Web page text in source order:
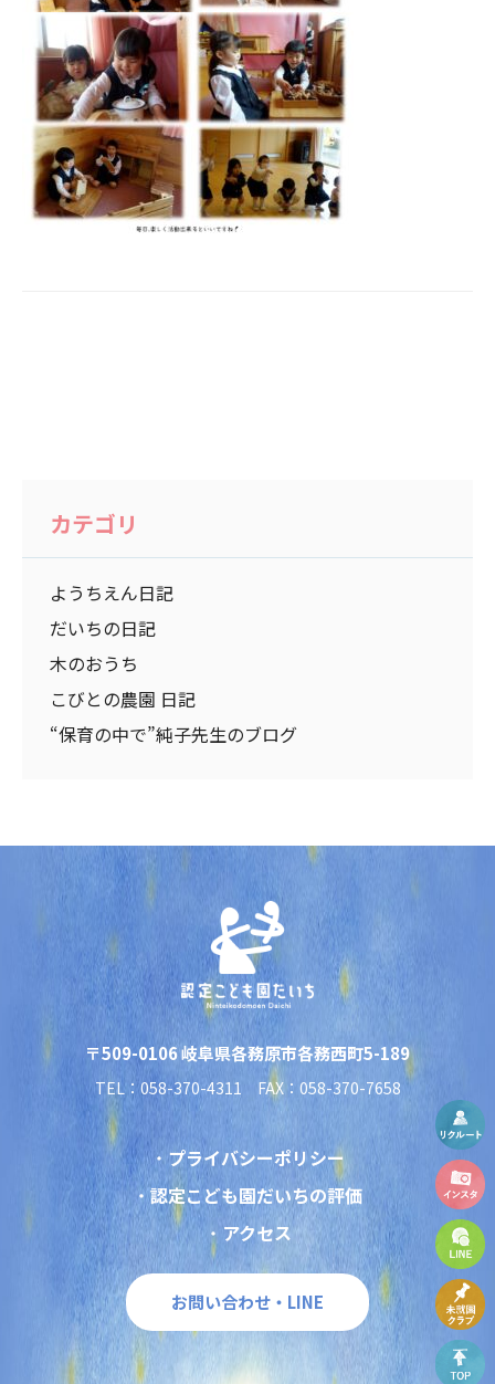
カテゴリ
ようちえん日記
だいちの日記
木のおうち
こびとの農園 日記
“保育の中で”純子先生のブログ
〒509-0106 岐阜県各務原市各務西町5-189
TEL：058-370-4311 FAX：058-370-7658
プライバシーポリシー
認定こども園だいちの評価
アクセス
お問い合わせ・LINE